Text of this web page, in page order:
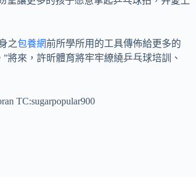
之包養網前所學所用的工具傳佈給更多的
來，許昕體育將牢牢繚繞乒乓球培訓、
TC:sugarpopular900